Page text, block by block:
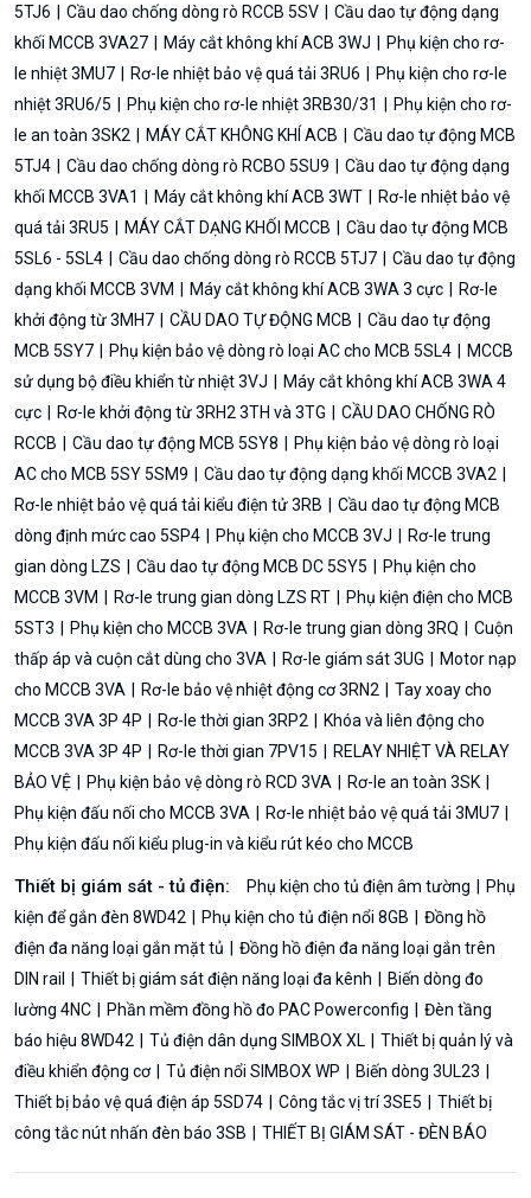
5TJ6
Cầu dao chống dòng rò RCCB 5SV
Cầu dao tự động dạng
khối MCCB 3VA27
Máy cắt không khí ACB 3WJ
Phụ kiện cho rơ-
le nhiệt 3MU7
Rơ-le nhiệt bảo vệ quá tải 3RU6
Phụ kiện cho rơ-le
nhiệt 3RU6/5
Phụ kiện cho rơ-le nhiệt 3RB30/31
Phụ kiện cho rơ-
le an toàn 3SK2
MÁY CẮT KHÔNG KHÍ ACB
Cầu dao tự động MCB
5TJ4
Cầu dao chống dòng rò RCBO 5SU9
Cầu dao tự động dạng
khối MCCB 3VA1
Máy cắt không khí ACB 3WT
Rơ-le nhiệt bảo vệ
quá tải 3RU5
MÁY CẮT DẠNG KHỐI MCCB
Cầu dao tự động MCB
5SL6 - 5SL4
Cầu dao chống dòng rò RCCB 5TJ7
Cầu dao tự động
dạng khối MCCB 3VM
Máy cắt không khí ACB 3WA 3 cực
Rơ-le
khởi động từ 3MH7
CẦU DAO TỰ ĐỘNG MCB
Cầu dao tự động
MCB 5SY7
Phụ kiện bảo vệ dòng rò loại AC cho MCB 5SL4
MCCB
sử dụng bộ điều khiển từ nhiệt 3VJ
Máy cắt không khí ACB 3WA 4
cực
Rơ-le khởi động từ 3RH2 3TH và 3TG
CẦU DAO CHỐNG RÒ
RCCB
Cầu dao tự động MCB 5SY8
Phụ kiện bảo vệ dòng rò loại
AC cho MCB 5SY 5SM9
Cầu dao tự động dạng khối MCCB 3VA2
Rơ-le nhiệt bảo vệ quá tải kiểu điện tử 3RB
Cầu dao tự động MCB
dòng định mức cao 5SP4
Phụ kiện cho MCCB 3VJ
Rơ-le trung
gian dòng LZS
Cầu dao tự động MCB DC 5SY5
Phụ kiện cho
MCCB 3VM
Rơ-le trung gian dòng LZS RT
Phụ kiện điện cho MCB
5ST3
Phụ kiện cho MCCB 3VA Rơ-le trung gian dòng 3RQ
Cuộn
thấp áp và cuộn cắt dùng cho 3VA
Rơ-le giám sát 3UG
Motor nạp
cho MCCB 3VA
Rơ-le bảo vệ nhiệt động cơ 3RN2
Tay xoay cho
MCCB 3VA 3P 4P
Rơ-le thời gian 3RP2
Khóa và liên động cho
MCCB 3VA 3P 4P
Rơ-le thời gian 7PV15
RELAY NHIỆT VÀ RELAY
BẢO VỆ
Phụ kiện bảo vệ dòng rò RCD 3VA
Rơ-le an toàn 3SK
Phụ kiện đấu nối cho MCCB 3VA
Rơ-le nhiệt bảo vệ quá tải 3MU7
Phụ kiện đấu nối kiểu plug-in và kiểu rút kéo cho MCCB
Thiết bị giám sát - tủ điện: Phụ kiện cho tủ điện âm tường
Phụ
kiện để gắn đèn 8WD42
Phụ kiện cho tủ điện nổi 8GB
Đồng hồ
điện đa năng loại gắn mặt tủ
Đồng hồ điện đa năng loại gắn trên
DIN rail
Thiết bị giám sát điện năng loại đa kênh
Biến dòng đo
lường 4NC
Phần mềm đồng hồ đo PAC Powerconfig
Đèn tầng
báo hiệu 8WD42
Tủ điện dân dụng SIMBOX XL
Thiết bị quản lý và
điều khiển động cơ
Tủ điện nổi SIMBOX WP
Biến dòng 3UL23
Thiết bị bảo vệ quá điện áp 5SD74
Công tắc vị trí 3SE5
Thiết bị
công tắc nút nhấn đèn báo 3SB
THIẾT BỊ GIÁM SÁT - ĐÈN BÁO